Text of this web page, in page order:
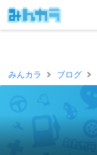
みんカラ ブログ